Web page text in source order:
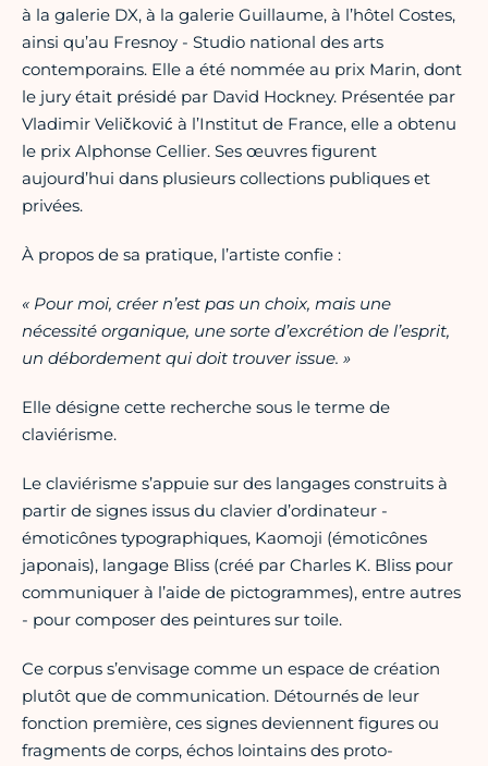
à la galerie DX, à la galerie Guillaume, à l’hôtel Costes,
ainsi qu’au Fresnoy - Studio national des arts
contemporains. Elle a été nommée au prix Marin, dont
le jury était présidé par David Hockney. Présentée par
Vladimir Veličković à l’Institut de France, elle a obtenu
le prix Alphonse Cellier. Ses œuvres figurent
aujourd’hui dans plusieurs collections publiques et
privées.
​À propos de sa pratique, l’artiste confie :
« Pour moi, créer n’est pas un choix, mais une
nécessité organique, une sorte d’excrétion de l’esprit,
un débordement qui doit trouver issue. »
Elle désigne cette recherche sous le terme de
claviérisme.
​Le claviérisme s’appuie sur des langages construits à
partir de signes issus du clavier d’ordinateur -
émoticônes typographiques, Kaomoji (émoticônes
japonais), langage Bliss (créé par Charles K. Bliss pour
communiquer à l’aide de pictogrammes), entre autres
- pour composer des peintures sur toile.
​Ce corpus s’envisage comme un espace de création
plutôt que de communication. Détournés de leur
fonction première, ces signes deviennent figures ou
fragments de corps, échos lointains des proto-